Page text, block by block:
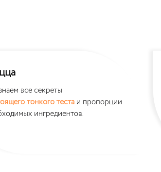
все секреты
тонкого тестаи пропорции
ингредиентов.